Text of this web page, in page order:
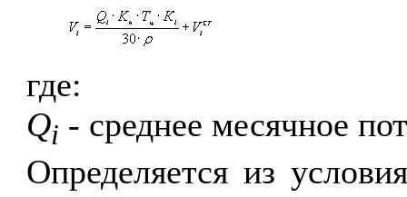
где:
Qi - среднее месячное
Определяется из